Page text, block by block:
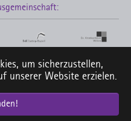
um sicherzustellen,
unserer Website erzielen.